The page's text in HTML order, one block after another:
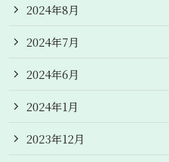
2024年8月
2024年7月
2024年6月
2024年1月
2023年12月